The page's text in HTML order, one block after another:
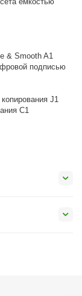
& Smooth A1
подписью
J1
C1